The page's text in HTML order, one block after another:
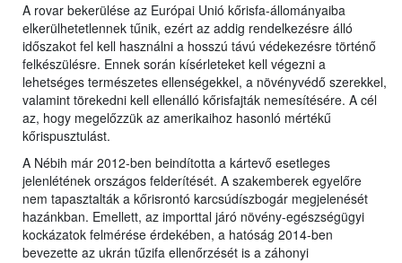
A rovar bekerülése az Európai Unió kőrisfa-állományaiba
elkerülhetetlennek tűnik, ezért az addig rendelkezésre álló
időszakot fel kell használni a hosszú távú védekezésre történő
felkészülésre. Ennek során kísérleteket kell végezni a
lehetséges természetes ellenségekkel, a növényvédő szerekkel,
valamint törekedni kell ellenálló kőrisfajták nemesítésére. A cél
az, hogy megelőzzük az amerikaihoz hasonló mértékű
kőrispusztulást.
A Nébih már 2012-ben beindította a kártevő esetleges
jelenlétének országos felderítését. A szakemberek egyelőre
nem tapasztalták a kőrisrontó karcsúdíszbogár megjelenését
hazánkban. Emellett, az importtal járó növény-egészségügyi
kockázatok felmérése érdekében, a hatóság 2014-ben
bevezette az ukrán tűzifa ellenőrzését is a záhonyi